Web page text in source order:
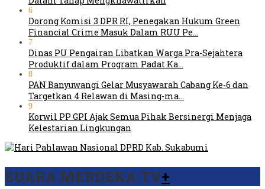
6
Dorong Komisi 3 DPR RI, Penegakan Hukum Green
Financial Crime Masuk Dalam RUU Pe…
7
Dinas PU Pengairan Libatkan Warga Pra-Sejahtera
Produktif dalam Program Padat Ka…
8
PAN Banyuwangi Gelar Musyawarah Cabang Ke-6 dan
Targetkan 4 Relawan di Masing-ma…
9
Korwil PP GPI Ajak Semua Pihak Bersinergi Menjaga
Kelestarian Lingkungan
SUARA MERDEKA TV+